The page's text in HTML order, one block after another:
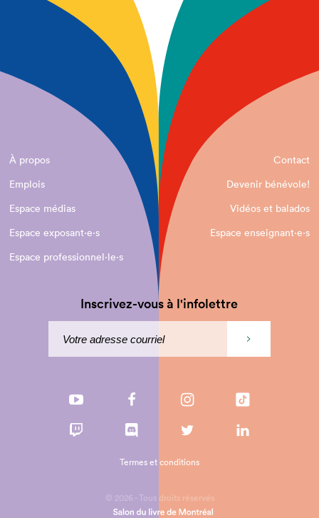
À propos
Contact
Emplois
Devenir bénévole!
Espace médias
Vidéos et balados
Espace exposant·e⋅s
Espace enseignant·e⋅s
Espace professionnel·le⋅s
Inscrivez-vous à l'infolettre
© 2026 - Tous droits réservés
Termes et conditions